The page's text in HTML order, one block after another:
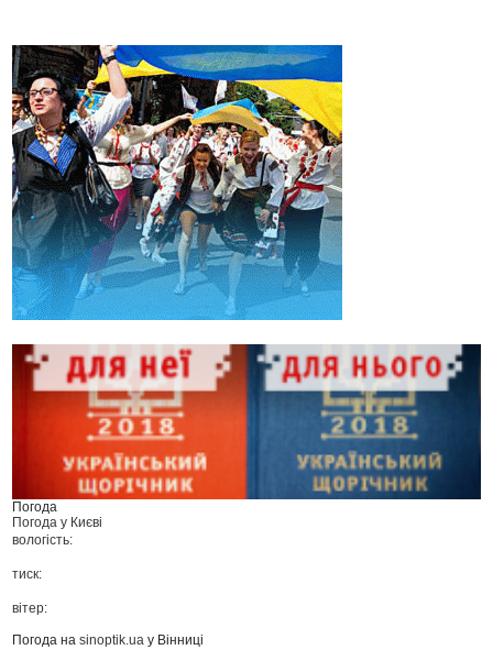
Погода
Погода у Києві
вологість:
тиск:
вітер:
Погода наsinoptik.ua у Вінниці